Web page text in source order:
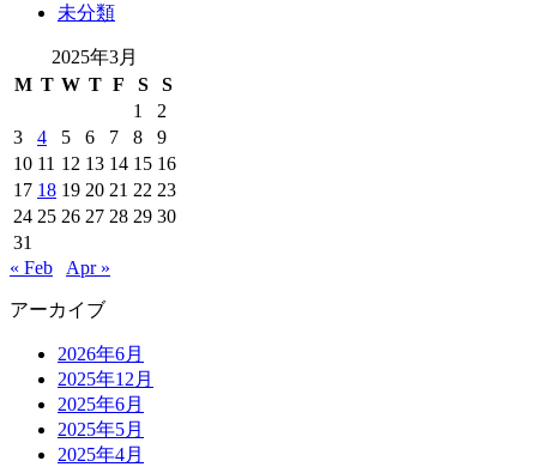
未分類
2025年3月
M T W T F S
S
1
2
3
4 5 6 7 8
9
10 11 12 13 14 15 16
17 18 19 20 21 22 23
24 25 26 27 28 29 30
31
« Feb
Apr »
アーカイブ
2026年6月
2025年12月
2025年6月
2025年5月
2025年4月